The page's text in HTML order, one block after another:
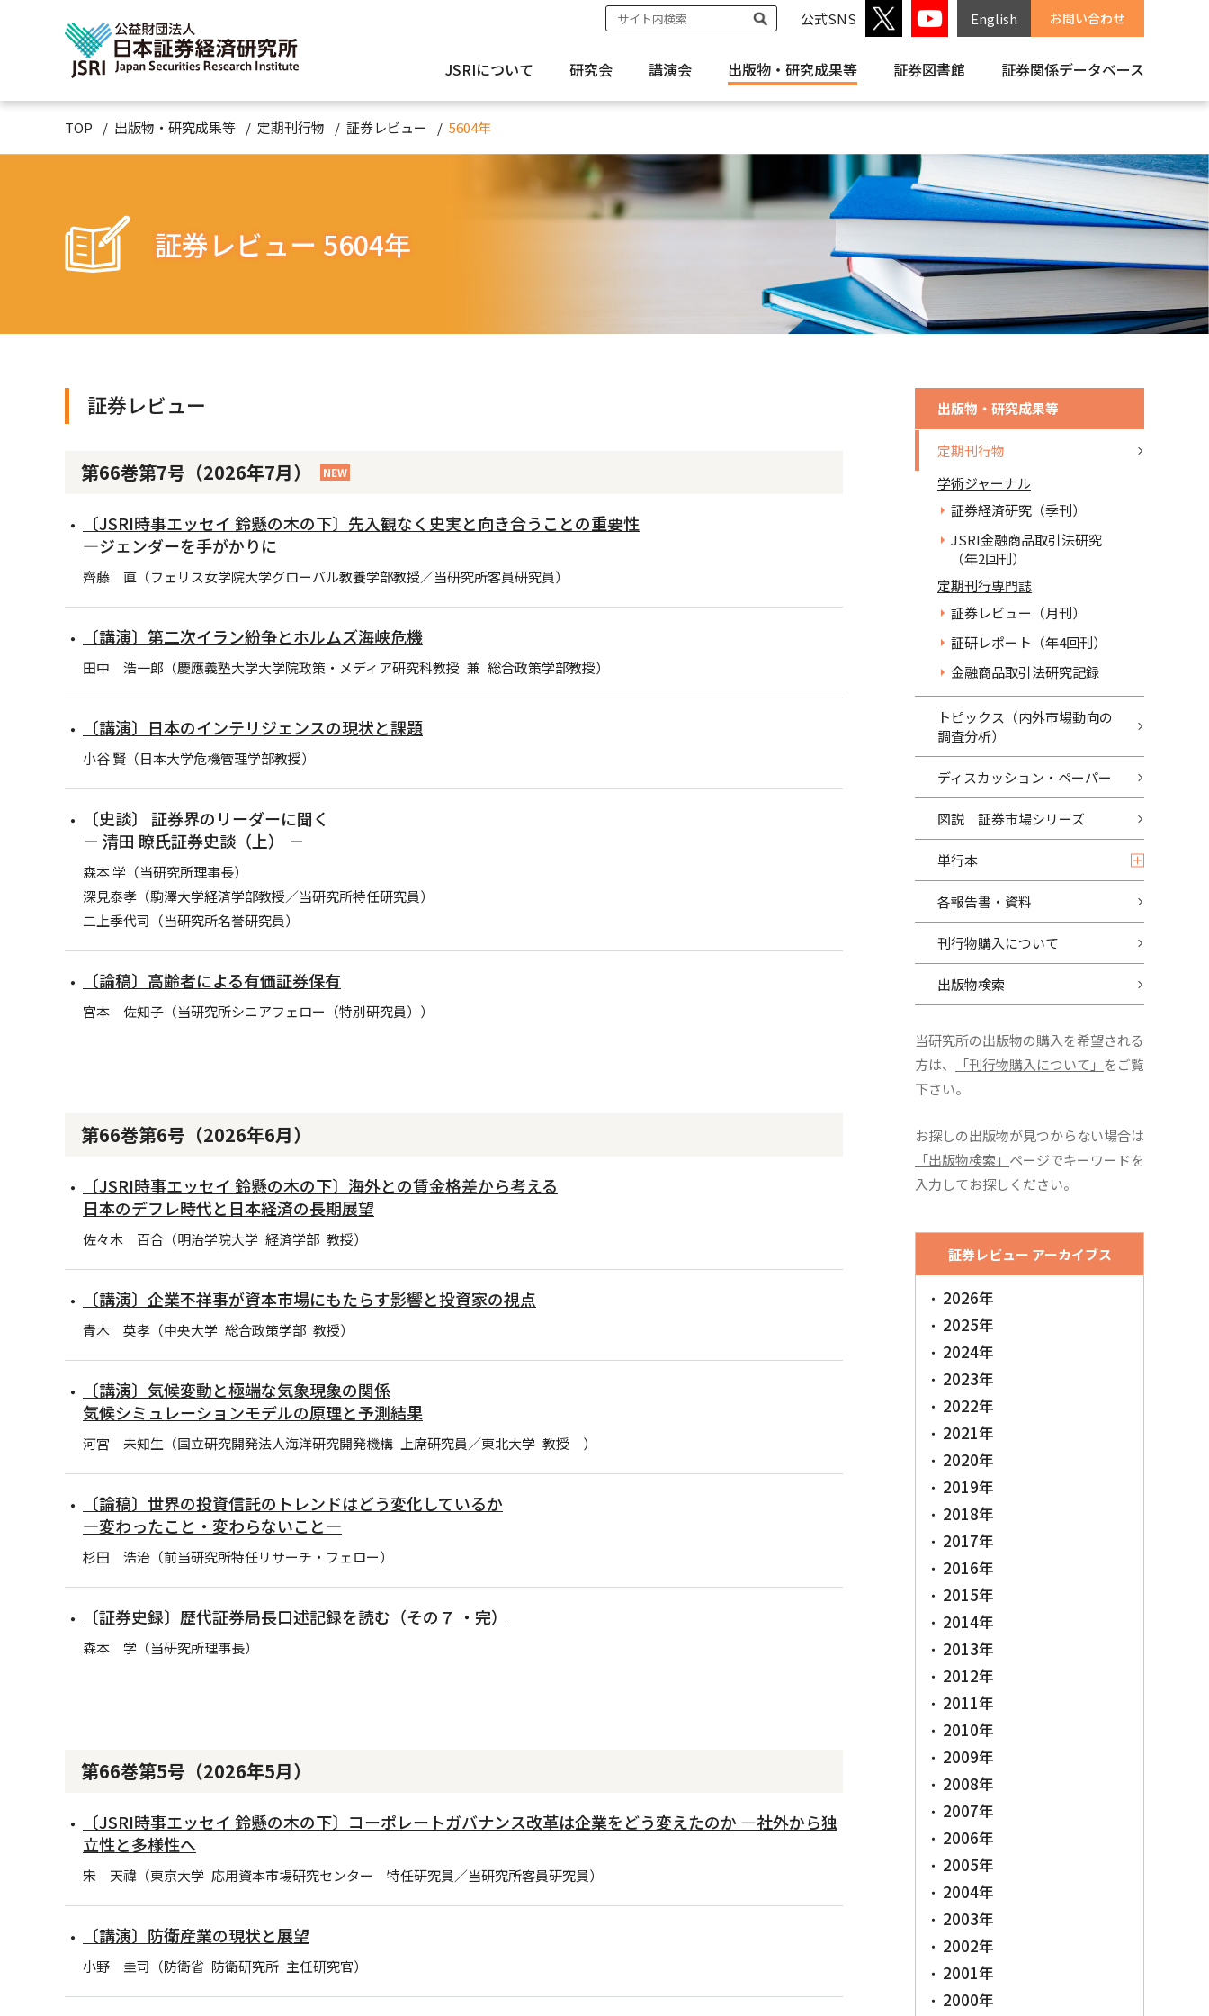
公式SNS English お問い合わせ
JSRIについて 研究会 講演会 出版物・ 研究成果等 証券図書館 証券関係データベース
TOP 出版物・研究成果等 定期刊行物 証券レビュー 5604年
証券レビュー 5604年
証券レビュー
第66巻第7号（2026年7月） NEW
〔JSRI時事エッセイ 鈴懸の木の下〕先入観なく史実と向き合うことの重要性
―ジェンダーを手がかりに
齊藤 直（フェリス女学院大学グローバル教養学部教授／当研究所客員研究員）
〔講演〕第二次イラン紛争とホルムズ海峡危機
田中 浩一郎（慶應義塾大学大学院政策・メディア研究科教授 兼 総合政策学部教授）
〔講演〕日本のインテリジェンスの現状と課題
小谷 賢（日本大学危機管理学部教授）
〔史談〕 証券界のリーダーに聞く
－ 清田 瞭氏証券史談（上） －
森本 学（当研究所理事長）
深見泰孝（駒澤大学経済学部教授／当研究所特任研究員）
二上季代司（当研究所名誉研究員）
〔論稿〕高齢者による有価証券保有
宮本 佐知子（当研究所シニアフェロー（特別研究員））
第66巻第6号（2026年6月）
〔JSRI時事エッセイ 鈴懸の木の下〕海外との賃金格差から考える
日本のデフレ時代と日本経済の長期展望
佐々木 百合（明治学院大学 経済学部 教授）
〔講演〕企業不祥事が資本市場にもたらす影響と投資家の視点
青木 英孝（中央大学 総合政策学部 教授）
〔講演〕気候変動と極端な気象現象の関係
気候シミュレーションモデルの原理と予測結果
河宮 未知生（国立研究開発法人海洋研究開発機構 上席研究員／東北大学 教授 ）
〔論稿〕世界の投資信託のトレンドはどう変化しているか
―変わったこと・変わらないこと―
杉田 浩治（前当研究所特任リサーチ・フェロー）
〔証券史録〕歴代証券局長口述記録を読む（その７ ・完）
森本 学（当研究所理事長）
第66巻第5号（2026年5月）
〔JSRI時事エッセイ 鈴懸の木の下〕コーポレートガバナンス改革は企業をどう変えたのか ―社外から独
立性と多様性へ
宋 天禕（東京大学 応用資本市場研究センター 特任研究員／当研究所客員研究員）
〔講演〕防衛産業の現状と展望
小野 圭司（防衛省 防衛研究所 主任研究官）
出版物・研究成果等
定期刊行物
学術ジャーナル
証券経済研究（季刊）
JSRI金融商品取引法研究
（年2回刊）
定期刊行専門誌
証券レビュー（月刊）
証研レポート（年4回刊）
金融商品取引法研究記録
トピックス（内外市場動向の
調査分析）
ディスカッション・ペーパー
図説 証券市場シリーズ
単行本
各報告書・資料
刊行物購入について
出版物検索
当研究所の出版物の購入を希望される
方は、
「刊行物購入について」 をご覧
下さい。
お探しの出版物が見つからない場合は
「出版物検索」 ページでキーワードを
入力してお探しください。
証券レビュー アーカイブス
2026年
2025年
2024年
2023年
2022年
2021年
2020年
2019年
2018年
2017年
2016年
2015年
2014年
2013年
2012年
2011年
2010年
2009年
2008年
2007年
2006年
2005年
2004年
2003年
2002年
2001年
2000年